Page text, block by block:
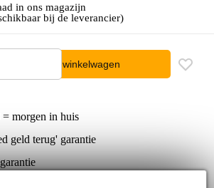
in ons magazijn
bij de leverancier)
In winkelwagen
morgen in huis
geld terug' garantie